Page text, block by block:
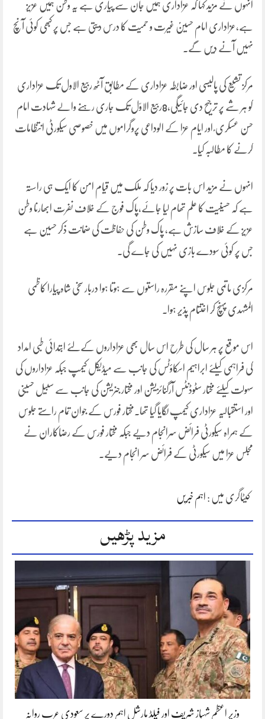
اُنہوں نے مزید کہا کہ عزاداری ہمیں جان سے پیاری ہے یہ وطن ہمیں عزیز
ہے،عزاداری امام حسینؑ غیرت و حمیت کا درس دیتی ہے جس پر کبھی کوئی آنچ
نہیں آنے دیں گے۔
مرکز تشیع کی پالیسی اور ضابطہ عزاداری کے مطابق آٹھ ربیع الاول تک عزاداری
کو ہر شے پر ترجیح دی جائیگی،8ربیع الاوّل تک جاری رہنے والے شہادت امام
حسن عسکری ؑ اور ایام عزا کے الوداعی پروگراموں میں خصوصی سیکورٹی انتظامات
کرنے کا مطالبہ کیا۔
انہوں نے مزید اس بات پر زور دیا کہ ملک میں قیام امن کا ایک ہی راستہ
ہے کہ حسینیت کا علم تھام لیا جائے،پاک فوج کے خلاف نفرت ابھارنا وطن
عزیز کے خلاف سازش ہے، پاک وطن کی حفاظت کی ضمانت ذکر حسین ہے
جس پر کوئی سودے بازی نہیں کی جاے گی۔
مرکزی ماتمی جلوس اپنے مقررہ راستوں سے ہوتا ہوا دربار سخی شاہ پیارا کاظمی
المشہدی پہنچ کر اختتام پذیر ہوا۔
اس موقع پر ہر سال کی طرح اس سال بھی عزاداروں کےلئے ابتدائی طبی امداد
کی فراہمی کیلئے ابراہیم اسکاؤٹس کی جانب سے میڈیکل کیمپ جبکہ عزاداروں کی
سہولت کیلئے مختار سٹوڈنٹس آرگنائزیشن اور مختار جنریشن کی جانب سے سبیل حسینی
اور استقبالیہ عزاداری کیمپ لگایا گیا تھا۔مختار فورس کے جوان تمام راستے جلوس
کے ہمراہ سیکورٹی فرائض سرانجام دیے جبکہ مختار فورس کے رضاکاران نے
مجلس عزا میں سیکورٹی کے فرائض سر انجام دیے۔
کیٹاگری میں : اہم خبریں
مزید پڑھیں
وزیر اعظم شہباز شریف اور فیلڈ مارشل اہم دورے پر سعودی عرب روانہ